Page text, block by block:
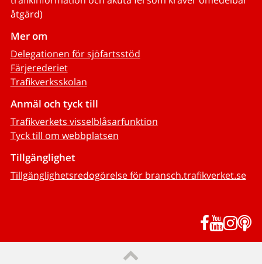
åtgärd)
Mer om
Delegationen för sjöfartsstöd
Färjerederiet
Trafikverksskolan
Anmäl och tyck till
Trafikverkets visselblåsarfunktion
Tyck till om webbplatsen
Tillgänglighet
Tillgänglighetsredogörelse för bransch.trafikverket.se
Facebook
YouTube